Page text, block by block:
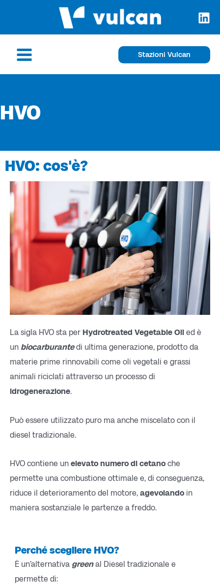
contenuto
Main
Stazioni Vulcan
HVO
HVO: cos'è?
La sigla HVO sta per Hydrotreated Vegetable Oil ed è
un biocarburante di ultima generazione, prodotto da
materie prime rinnovabili come oli vegetali e grassi
animali riciclati attraverso un processo di
idrogenerazione.
Può essere utilizzato puro ma anche miscelato con il
diesel tradizionale.
HVO contiene un elevato numero di cetano che
permette una combustione ottimale e, di conseguenza,
riduce il deterioramento del motore, agevolando in
maniera sostanziale le partenze a freddo.
Perché scegliere HVO?
È un’alternativa greenal Diesel tradizionale e
permette di: